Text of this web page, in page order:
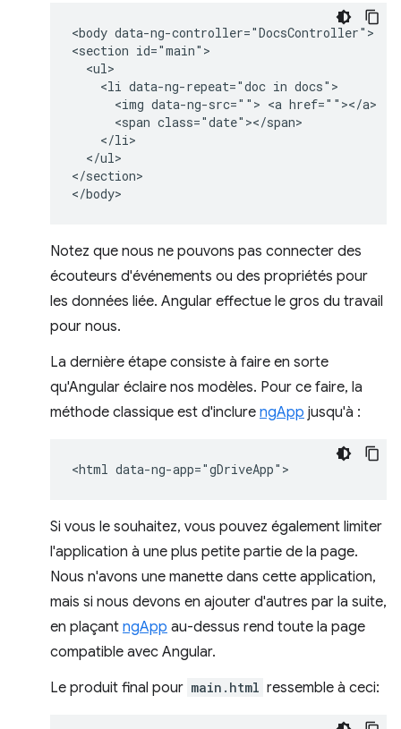
<body data-ng-controller="DocsController">
<section id="main">
  <ul>
    <li data-ng-repeat="doc in docs">
      <img data-ng-src=""> <a href=""></a>
      <span class="date"></span>
    </li>
  </ul>
</section>
Notez que nous ne pouvons pas connecter des
écouteurs d'événements ou des propriétés pour
les données liée. Angular effectue le gros du travail
pour nous.
La dernière étape consiste à faire en sorte
qu'Angular éclaire nos modèles. Pour ce faire, la
méthode classique est d'inclure ngApp jusqu'à :
Si vous le souhaitez, vous pouvez également limiter
l'application à une plus petite partie de la page.
Nous n'avons une manette dans cette application,
mais si nous devons en ajouter d'autres par la suite,
en plaçant ngApp au-dessus rend toute la page
compatible avec Angular.
Le produit final pour main.html ressemble à ceci: